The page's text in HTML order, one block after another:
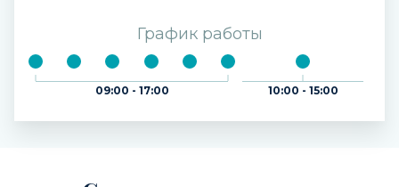
График работы
09:00 - 17:00 10:00 - 15:00